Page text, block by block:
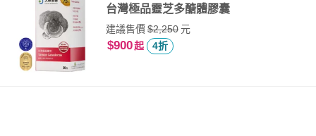
台灣極品靈芝多醣體膠囊
建議售價$2,250元
$900起 4折